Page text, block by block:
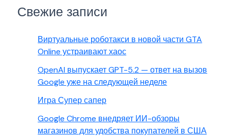
Свежие записи
Виртуальные роботакси в новой части GTA
Online устраивают хаос
OpenAI выпускает GPT-5.2 — ответ на вызов
Google уже на следующей неделе
Игра Супер сапер
Google Chrome внедряет ИИ-обзоры
магазинов для удобства покупателей в США